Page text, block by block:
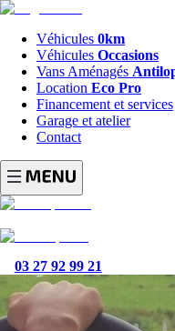
Véhicules 0km
Véhicules Occasions
Vans Aménagés
Location Eco Pro
Financement et services
Garage et atelier
Contact
03 27 92 99 21